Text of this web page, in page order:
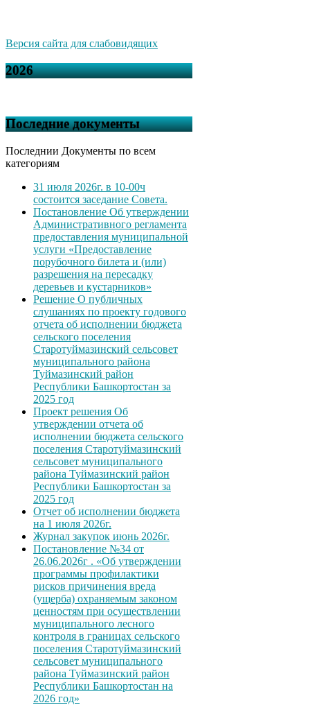
Версия сайта для слабовидящих
2026
Последние документы
Последнии Документы по всем
категориям
31 июля 2026г. в 10-00ч
состоится заседание Совета.
Постановление Об утверждении
Административного регламента
предоставления муниципальной
услуги «Предоставление
порубочного билета и (или)
разрешения на пересадку
деревьев и кустарников»
Решение О публичных
слушаниях по проекту годового
отчета об исполнении бюджета
сельского поселения
Старотуймазинский сельсовет
муниципального района
Туймазинский район
Республики Башкортостан за
2025 год
Проект решения Об
утверждении отчета об
исполнении бюджета сельского
поселения Старотуймазинский
сельсовет муниципального
района Туймазинский район
Республики Башкортостан за
2025 год
Отчет об исполнении бюджета
на 1 июля 2026г.
Журнал закупок июнь 2026г.
Постановление №34 от
26.06.2026г . «Об утверждении
программы профилактики
рисков причинения вреда
(ущерба) охраняемым законом
ценностям при осуществлении
муниципального лесного
контроля в границах сельского
поселения Старотуймазинский
сельсовет муниципального
района Туймазинский район
Республики Башкортостан на
2026 год»